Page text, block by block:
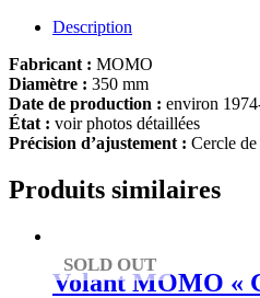
Description
Fabricant : MOMO
Diamètre : 350 mm
Date de production : environ
État : voir photos détaillées
Précision d’ajustement : Cercle
Produits similaires
SOLD OUT
Volant MOMO «